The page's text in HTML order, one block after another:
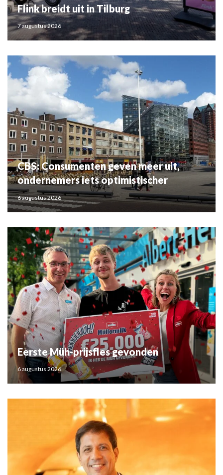
Flink breidt uit in Tilburg
7 augustus 2026
CBS: Consumenten geven meer uit,
ondernemers iets optimistischer
6 augustus 2026
Eerste Müh-prijsfles gevonden
6 augustus 2026